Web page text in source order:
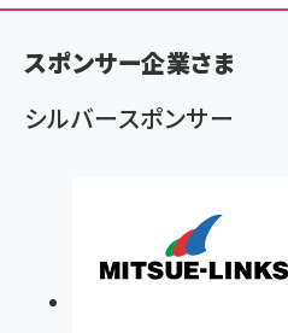
く
ず
スポンサー企業さま
シルバースポンサー